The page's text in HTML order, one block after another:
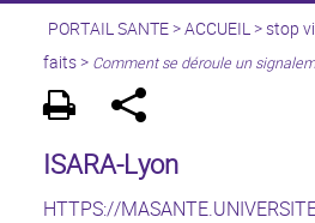
PORTAIL SANTE>ACCUEIL>stop
faits> Comment se déroule un
ISARA-Lyon
HTTPS://